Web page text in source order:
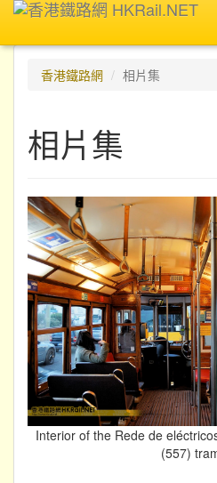
香港鐵路網
相片集
相片集
Interior of the Rede de
(557)